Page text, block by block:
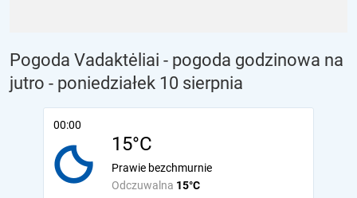
Pogoda Vadaktėliai - pogoda godzinowa na
jutro - poniedziałek 10 sierpnia
00:00
15°C
Odczuwalna 15°C
Prawie bezchmurnie